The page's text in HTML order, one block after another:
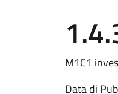
M1C1
Data di